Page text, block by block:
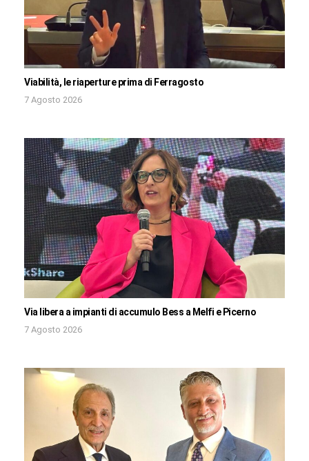
Viabilità, le riaperture prima di Ferragosto
7 Agosto 2026
Via libera a impianti di accumulo Bess a Melfi e Picerno
7 Agosto 2026